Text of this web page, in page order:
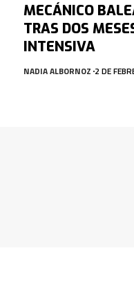
MECÁNICO
TRAS DOS
INTENSIVA
NADIA ALBORNOZ 2 DE